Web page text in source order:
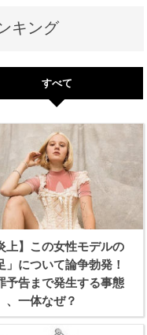
キング
すべて
上】この女性モデルの
」について論争勃発！
予告まで発生する事態
、一体なぜ？